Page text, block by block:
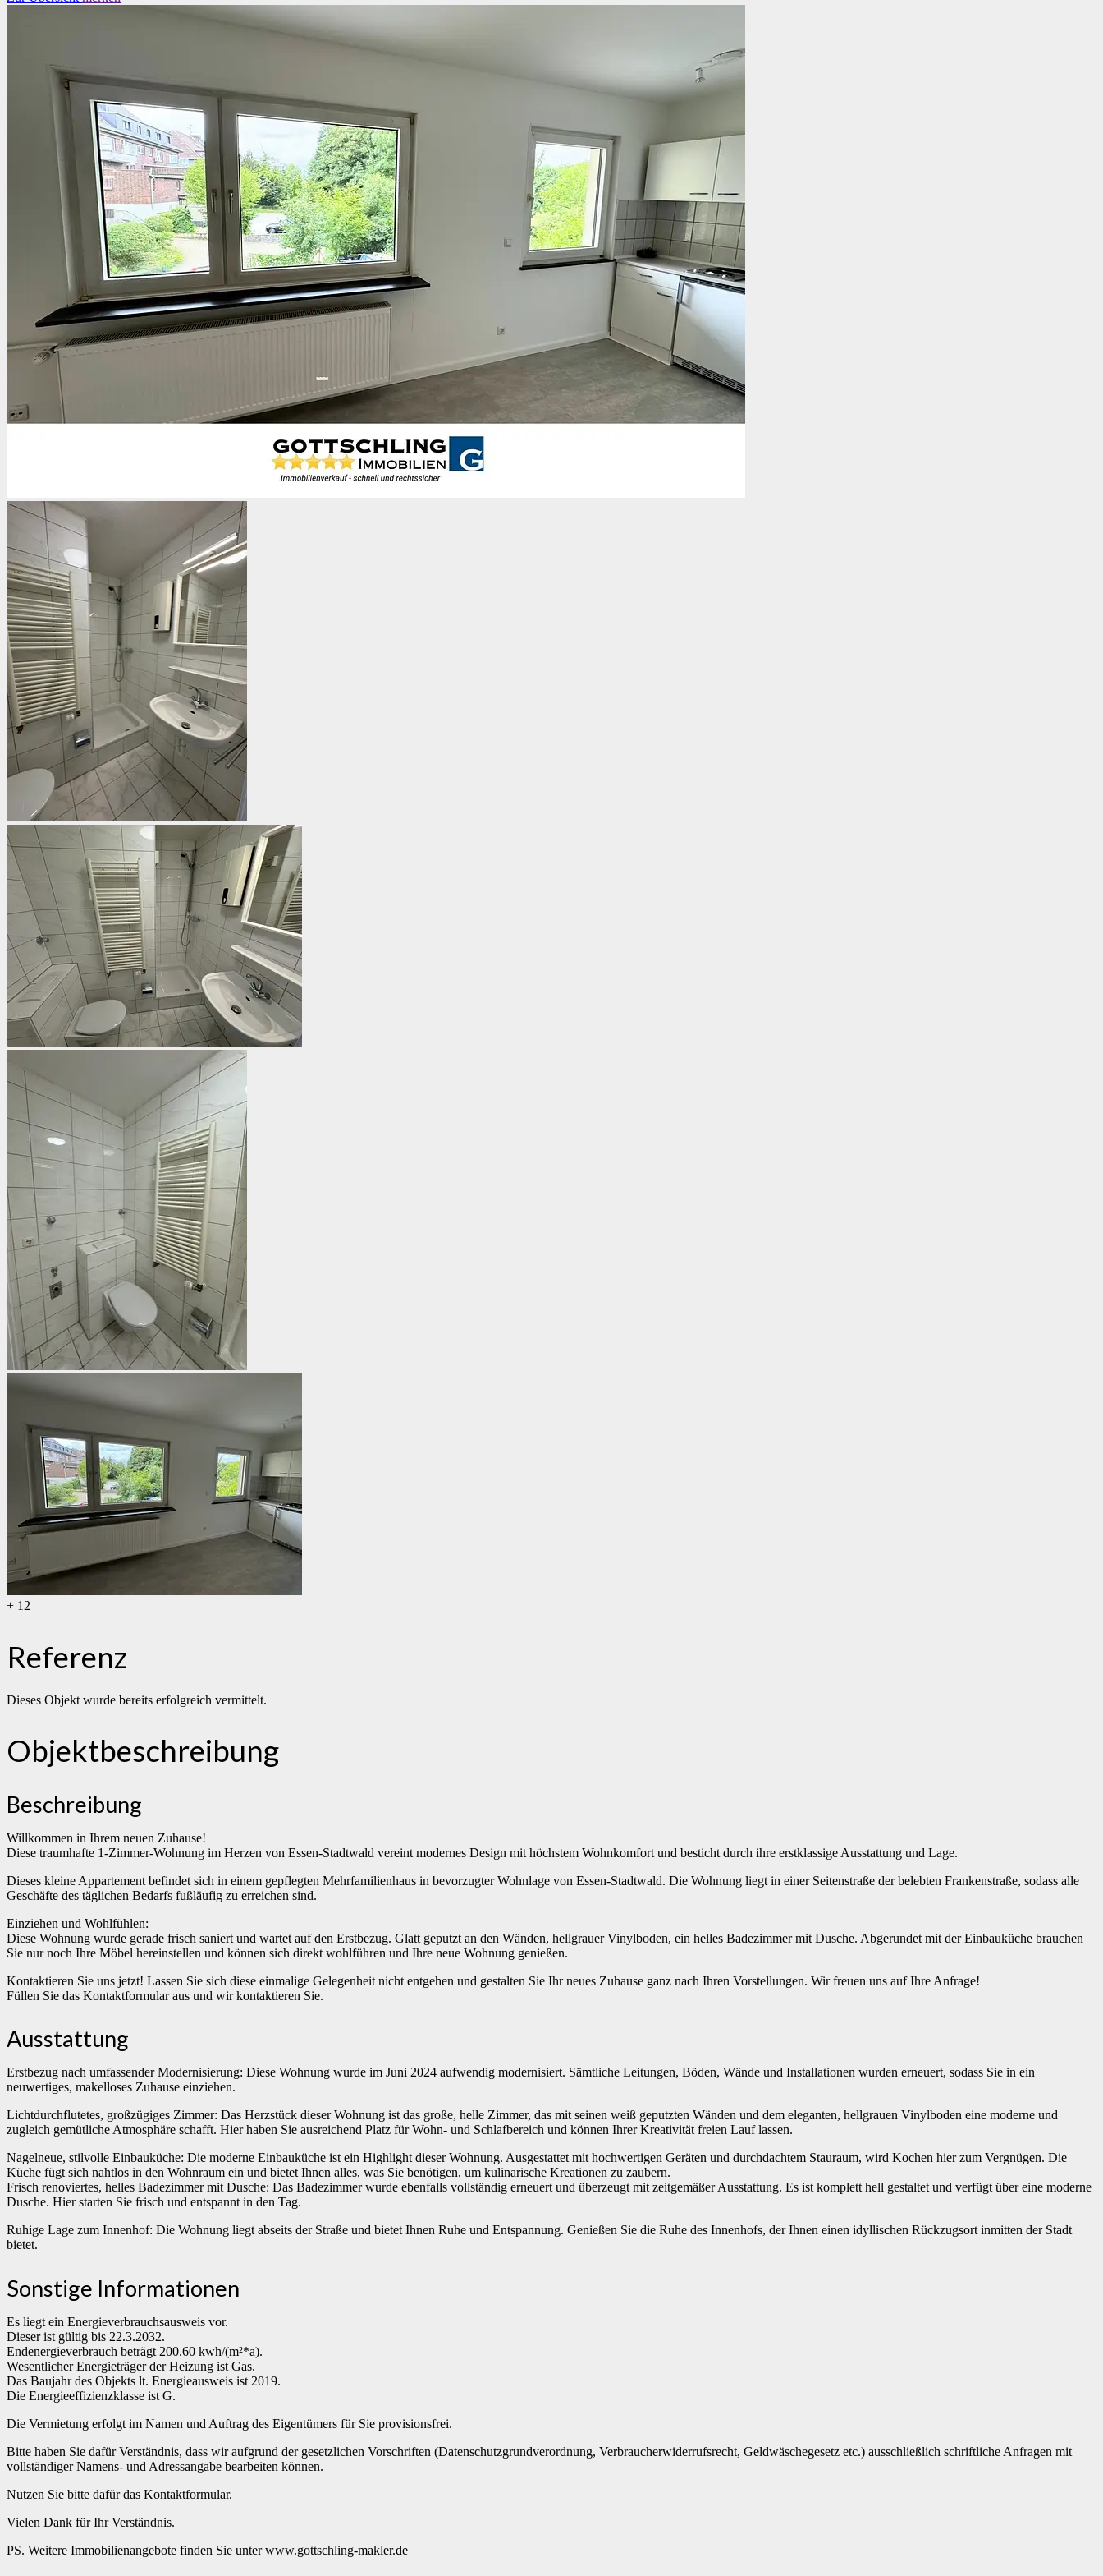
+ 12
Referenz
Dieses Objekt wurde bereits erfolgreich vermittelt.
Objekt­beschreibung
Beschreibung
Willkommen in Ihrem neuen Zuhause!
Diese traumhafte 1-Zimmer-Wohnung im Herzen von Essen-Stadtwald vereint modernes Design mit höchstem Wohnkomfort und besticht durch ihre erstklassige Ausstattung und Lage.
Dieses kleine Appartement befindet sich in einem gepflegten Mehrfamilienhaus in bevorzugter Wohnlage von Essen-Stadtwald. Die Wohnung liegt in einer Seitenstraße der belebten Frankenstraße, sodass alle
Geschäfte des täglichen Bedarfs fußläufig zu erreichen sind.
Einziehen und Wohlfühlen:
Diese Wohnung wurde gerade frisch saniert und wartet auf den Erstbezug. Glatt geputzt an den Wänden, hellgrauer Vinylboden, ein helles Badezimmer mit Dusche. Abgerundet mit der Einbauküche brauchen
Sie nur noch Ihre Möbel hereinstellen und können sich direkt wohlführen und Ihre neue Wohnung genießen.
Kontaktieren Sie uns jetzt! Lassen Sie sich diese einmalige Gelegenheit nicht entgehen und gestalten Sie Ihr neues Zuhause ganz nach Ihren Vorstellungen. Wir freuen uns auf Ihre Anfrage!
Füllen Sie das Kontaktformular aus und wir kontaktieren Sie.
Ausstattung
Erstbezug nach umfassender Modernisierung: Diese Wohnung wurde im Juni 2024 aufwendig modernisiert. Sämtliche Leitungen, Böden, Wände und Installationen wurden erneuert, sodass Sie in ein
neuwertiges, makelloses Zuhause einziehen.
Lichtdurchflutetes, großzügiges Zimmer: Das Herzstück dieser Wohnung ist das große, helle Zimmer, das mit seinen weiß geputzten Wänden und dem eleganten, hellgrauen Vinylboden eine moderne und
zugleich gemütliche Atmosphäre schafft. Hier haben Sie ausreichend Platz für Wohn- und Schlafbereich und können Ihrer Kreativität freien Lauf lassen.
Nagelneue, stilvolle Einbauküche: Die moderne Einbauküche ist ein Highlight dieser Wohnung. Ausgestattet mit hochwertigen Geräten und durchdachtem Stauraum, wird Kochen hier zum Vergnügen. Die
Küche fügt sich nahtlos in den Wohnraum ein und bietet Ihnen alles, was Sie benötigen, um kulinarische Kreationen zu zaubern.
Frisch renoviertes, helles Badezimmer mit Dusche: Das Badezimmer wurde ebenfalls vollständig erneuert und überzeugt mit zeitgemäßer Ausstattung. Es ist komplett hell gestaltet und verfügt über eine moderne
Dusche. Hier starten Sie frisch und entspannt in den Tag.
Ruhige Lage zum Innenhof: Die Wohnung liegt abseits der Straße und bietet Ihnen Ruhe und Entspannung. Genießen Sie die Ruhe des Innenhofs, der Ihnen einen idyllischen Rückzugsort inmitten der Stadt
bietet.
Sonstige Informationen
Es liegt ein Energieverbrauchsausweis vor.
Dieser ist gültig bis 22.3.2032.
Endenergieverbrauch beträgt 200.60 kwh/(m²*a).
Wesentlicher Energieträger der Heizung ist Gas.
Das Baujahr des Objekts lt. Energieausweis ist 2019.
Die Energieeffizienzklasse ist G.
Die Vermietung erfolgt im Namen und Auftrag des Eigentümers für Sie provisionsfrei.
Bitte haben Sie dafür Verständnis, dass wir aufgrund der gesetzlichen Vorschriften (Datenschutzgrundverordnung, Verbraucherwiderrufsrecht, Geldwäschegesetz etc.) ausschließlich schriftliche Anfragen mit
vollständiger Namens- und Adressangabe bearbeiten können.
Nutzen Sie bitte dafür das Kontaktformular.
Vielen Dank für Ihr Verständnis.
PS. Weitere Immobilienangebote finden Sie unter www.gottschling-makler.de